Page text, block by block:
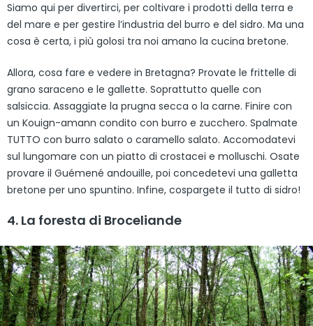
Siamo qui per divertirci, per coltivare i prodotti della terra e
del mare e per gestire l’industria del burro e del sidro. Ma una
cosa è certa, i più golosi tra noi amano la cucina bretone.
Allora, cosa fare e vedere in Bretagna? Provate le frittelle di
grano saraceno e le gallette. Soprattutto quelle con
salsiccia. Assaggiate la prugna secca o la carne. Finire con
un Kouign-amann condito con burro e zucchero. Spalmate
TUTTO con burro salato o caramello salato. Accomodatevi
sul lungomare con un piatto di crostacei e molluschi. Osate
provare il Guémené andouille, poi concedetevi una galletta
bretone per uno spuntino. Infine, cospargete il tutto di sidro!
4. La foresta di Broceliande